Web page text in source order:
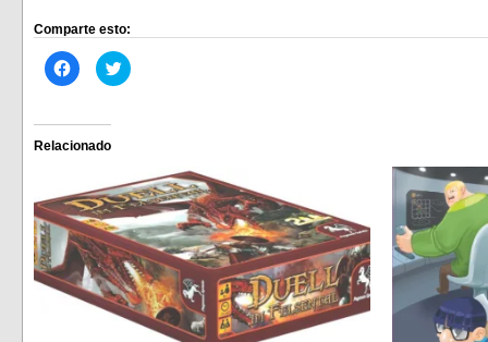
Comparte esto:
Haz
clic
Facebook
(Se
abre
ventana
nueva)
Haz
clic
una
ventana
nueva)
Relacionado